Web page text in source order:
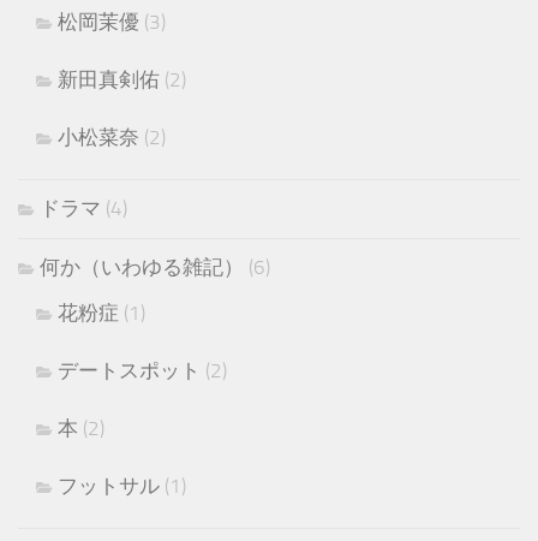
松岡茉優 (3)
新田真剣佑 (2)
小松菜奈 (2)
ドラマ (4)
何か（いわゆる雑記）
(6)
花粉症 (1)
デートスポット (2)
本 (2)
フットサル (1)